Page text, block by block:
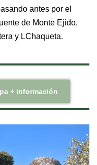
antes por el
de Monte Ejido,
y LChaqueta.
+ información